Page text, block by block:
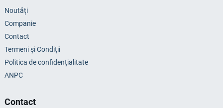
Noutăți
Companie
Contact
Termeni și Condiții
Politica de confidențialitate
ANPC
Contact